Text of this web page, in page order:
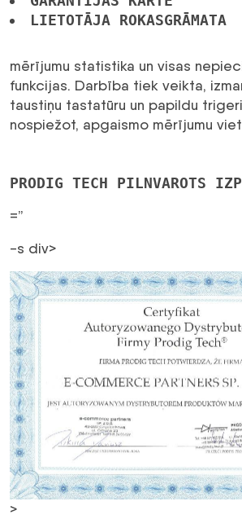
LIETOTĀJA ROKASGRĀMATA
mērījumu statistika un visas
funkcijas. Darbība tiek veikta,
taustiņu tastatūru un papildu
nospiežot, apgaismo mērījumu
PRODIG TECH PILNVAROTS
=”
-s div>
>